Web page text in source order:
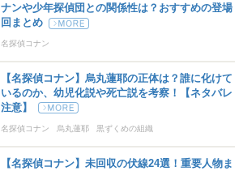
ナンや少年探偵団との関係性は？おすすめの登場
回まとめ
名探偵コナン
【名探偵コナン】烏丸蓮耶の正体は？誰に化けて
いるのか、幼児化説や死亡説を考察！【ネタバレ
注意】
名探偵コナン 烏丸蓮耶 黒ずくめの組織
【名探偵コナン】未回収の伏線24選！重要人物ま